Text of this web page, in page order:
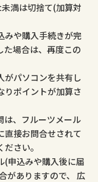
満は切捨て(加算対
みや購入手続きが完
た場合は、再度この
がパソコンを共有し
りポイントが加算さ
は、フルーツメール
直接お問合せされて
さい。
(申込みや購入後に届
がありますので、 広